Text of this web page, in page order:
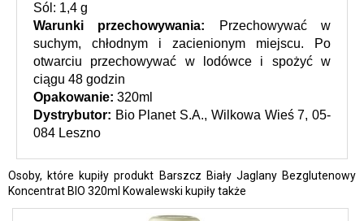
Sól: 1,4 g
Warunki przechowywania:
Przechowywać w
suchym, chłodnym i zacienionym miejscu. Po
otwarciu przechowywać w lodówce i spożyć w
ciągu 48 godzin
Opakowanie: 320ml
Dystrybutor: Bio Planet S.A., Wilkowa Wieś 7, 05-
084 Leszno
Osoby, które kupiły produkt Barszcz Biały Jaglany Bezglutenowy
Koncentrat BIO 320ml Kowalewski kupiły także